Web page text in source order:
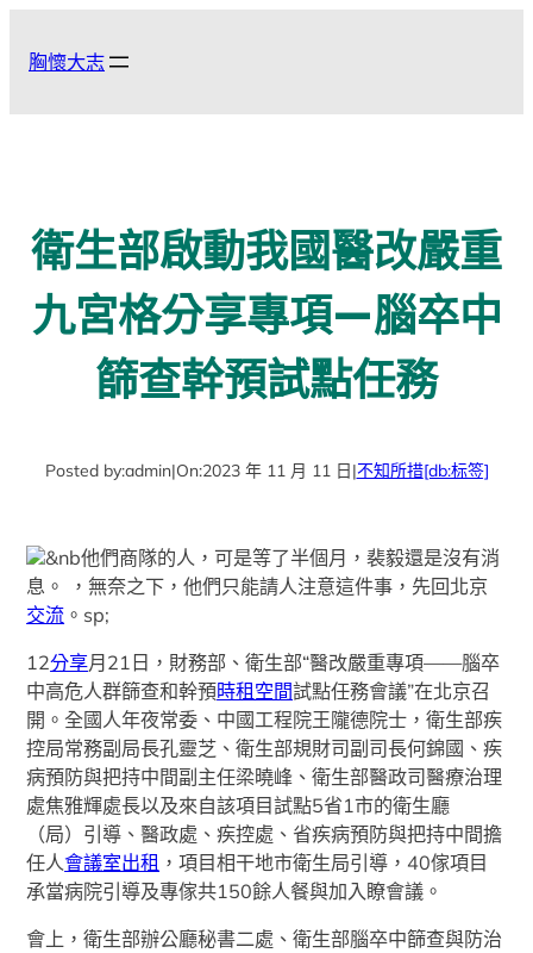
胸懷大志
衛生部啟動我國醫改嚴重
九宮格分享專項—腦卒中
篩查幹預試點任務
Posted by:admin|On:2023 年 11 月 11 日|不知所措[db:标签]
&nb他們商隊的人，可是等了半個月，裴毅還是沒有消
息。 ，無奈之下，他們只能請人注意這件事，先回北京
交流 。sp;
12分享月21日，財務部、衛生部“醫改嚴重專項——腦卒
中高危人群篩查和幹預時租空間試點任務會議”在北京召
開。全國人年夜常委、中國工程院王隴德院士，衛生部疾
控局常務副局長孔靈芝、衛生部規財司副司長何錦國、疾
病預防與把持中間副主任梁曉峰、衛生部醫政司醫療治理
處焦雅輝處長以及來自該項目試點5省1市的衛生廳
（局）引導、醫政處、疾控處、省疾病預防與把持中間擔
任人會議室出租 ，項目相干地市衛生局引導，40傢項目
承當病院引導及專傢共150餘人餐與加入瞭會議。
會上，衛生部辦公廳秘書二處、衛生部腦卒中篩查與防治